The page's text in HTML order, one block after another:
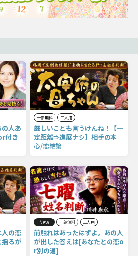
人あ
付き
一部無料 二人用
厳しいことも言うけんね！【一
定距離⇒進展ナシ】相手の本
心/恋結論
人の恋
揺るが
New 一部無料 二人用
前触れはあったはずよ。あの人
が出した答えは[あなたとの恋o
r別の道]